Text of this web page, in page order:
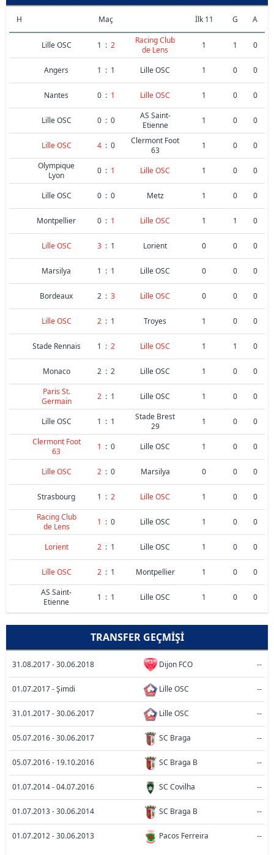
H Maç İlk 11 G A
Lille OSC 1 : 2
Racing Club
de Lens
1 1 0
Angers 1 : 1 Lille OSC 1 0 0
Nantes 0 : 1 Lille OSC 1 0 0
Lille OSC 0 : 0
AS Saint-
Etienne
1 0 0
Lille OSC 4 : 0
Clermont Foot
63
1 0
0
Olympique
Lyon
0 : 1 Lille OSC 1 0 0
Lille OSC 0 : 0 Metz 1 0 0
Montpellier 0 : 1 Lille OSC 1 1 0
Lille OSC 3 : 1 Lorient 0 0 0
Marsilya 1 : 1 Lille OSC 0 0 0
Bordeaux 2 : 3 Lille OSC 0 0 0
Lille OSC 2 : 1 Troyes 1 0 0
Stade Rennais 1 : 2 Lille OSC 1 1 0
Monaco 2 : 2 Lille OSC 1 0
0
Paris St.
Germain
2 : 1 Lille OSC 1 0 0
Lille OSC 1 : 1
Stade Brest
29
1 0
0
Clermont Foot
63
1 : 0 Lille OSC 1 0 0
Lille OSC 2 : 0 Marsilya 0 0 0
Strasbourg 1 : 2 Lille OSC 1 0
0
Racing Club
de Lens
1 : 0 Lille OSC 1 0 0
Lorient 2 : 1 Lille OSC 1 0 0
Lille OSC 2 : 1 Montpellier 1 0
0
AS Saint-
Etienne
1 : 1 Lille OSC 1 0 0
TRANSFER GEÇMIŞI
31.08.2017 - 30.06.2018 Dijon FCO --
01.07.2017 - Şimdi Lille OSC --
31.01.2017 - 30.06.2017 Lille OSC --
05.07.2016 - 30.06.2017 SC Braga --
05.07.2016 - 19.10.2016 SC Braga B --
01.07.2014 - 04.07.2016 SC Covilha --
01.07.2013 - 30.06.2014 SC Braga B --
01.07.2012 - 30.06.2013 Pacos Ferreira --